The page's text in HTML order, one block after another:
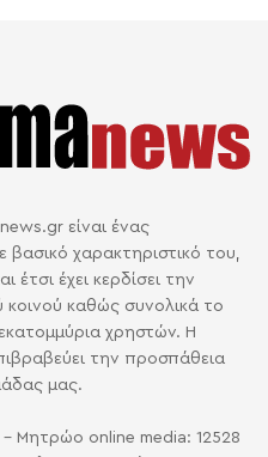
είναι ένας
χαρακτηριστικό του,
έτσι έχει κερδίσει την
κοινού καθώς συνολικά το
χρηστών. Η
την προσπάθεια
μας.
Μητρώο online media: 12528